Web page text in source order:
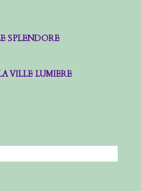
SPLENDORE
VILLE LUMIERE